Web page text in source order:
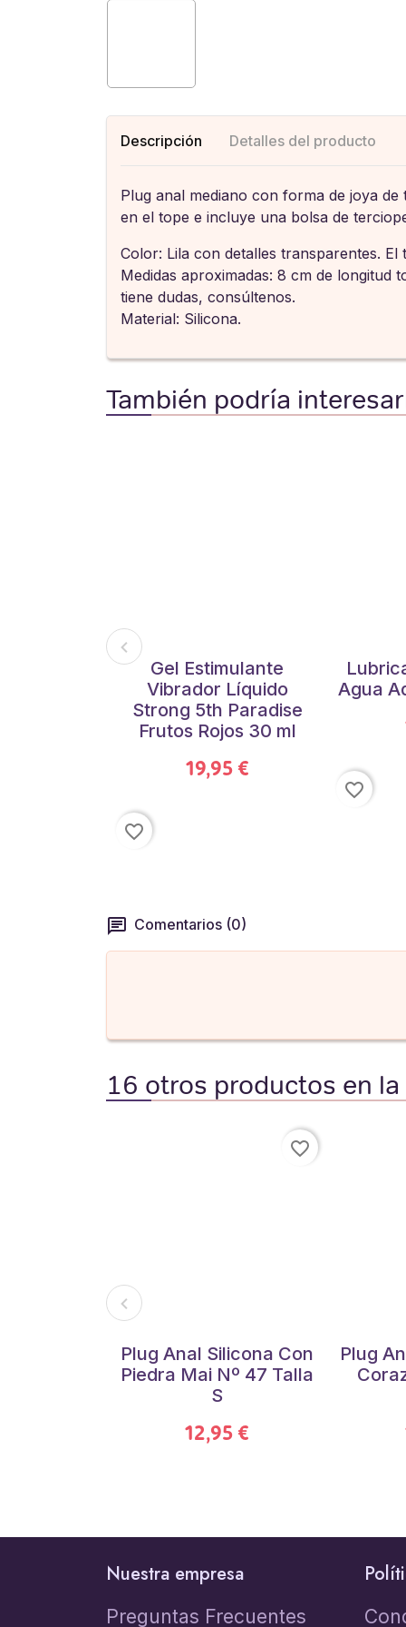
Descripción Detalles del producto
Plug anal mediano con forma de joya
en el tope e incluye una bolsa de
Color: Lila con detalles transparentes.
Medidas aproximadas: 8 cm de longitud
tiene dudas, consúltenos.
Material: Silicona.
También podría
Gel Estimulante
Vibrador Líquido
Strong 5th Paradise
Frutos Rojos 30 ml
19,95 €
favorite_border
Agua
favorite_border
Comentarios (0)
16 otros productos en
Plug Anal Silicona Con
Piedra Mai Nº 47 Talla
S
12,95 €
favorite_border
Plug
Nuestra empresa
Preguntas Frecuentes